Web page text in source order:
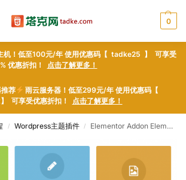
0
机！低至100元/年 使用优惠码【 tadke25 】 可享受
优惠折扣！ 点击了解更多！
荐
雨云服务器！低至299元/年 使用优惠码【
可享受优惠折扣！ 点击了解更多！
/ Wordpress主题插件 / Elementor Addon Elements – WordPress plugin WordPress插件下载